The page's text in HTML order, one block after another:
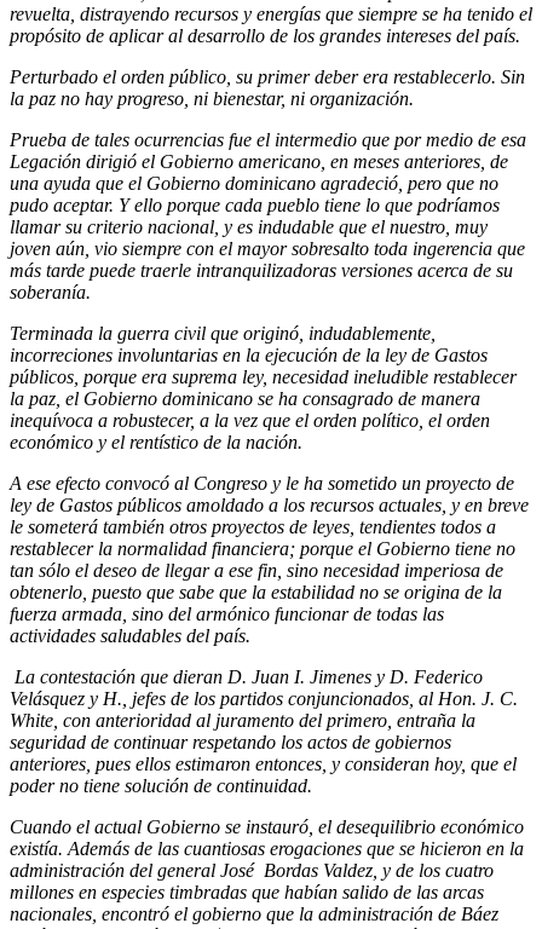
revuelta, distrayendo recursos y energías que siempre se ha tenido el
propósito de aplicar al desarrollo de los grandes intereses del país.
Perturbado el orden público, su primer deber era restablecerlo. Sin
la paz no hay progreso, ni bienestar, ni organización.
Prueba de tales ocurrencias fue el intermedio que por medio de esa
Legación dirigió el Gobierno americano, en meses anteriores, de
una ayuda que el Gobierno dominicano agradeció, pero que no
pudo aceptar. Y ello porque cada pueblo tiene lo que podríamos
llamar su criterio nacional, y es indudable que el nuestro, muy
joven aún, vio siempre con el mayor sobresalto toda ingerencia que
más tarde puede traerle intranquilizadoras versiones acerca de su
soberanía.
Terminada la guerra civil que originó, indudablemente,
incorreciones involuntarias en la ejecución de la ley de Gastos
públicos, porque era suprema ley, necesidad ineludible restablecer
la paz, el Gobierno dominicano se ha consagrado de manera
inequívoca a robustecer, a la vez que el orden político, el orden
económico y el rentístico de la nación.
A ese efecto convocó al Congreso y le ha sometido un proyecto de
ley de Gastos públicos amoldado a los recursos actuales, y en breve
le someterá también otros proyectos de leyes, tendientes todos a
restablecer la normalidad financiera; porque el Gobierno tiene no
tan sólo el deseo de llegar a ese fin, sino necesidad imperiosa de
obtenerlo, puesto que sabe que la estabilidad no se origina de la
fuerza armada, sino del armónico funcionar de todas las
actividades saludables del país.
La contestación que dieran D. Juan I. Jimenes y D. Federico
Velásquez y H., jefes de los partidos conjuncionados, al Hon. J. C.
White, con anterioridad al juramento del primero, entraña la
seguridad de continuar respetando los actos de gobiernos
anteriores, pues ellos estimaron entonces, y consideran hoy, que el
poder no tiene solución de continuidad.
Cuando el actual Gobierno se instauró, el desequilibrio económico
existía. Además de las cuantiosas erogaciones que se hicieron en la
administración del general José Bordas Valdez, y de los cuatro
millones en especies timbradas que habían salido de las arcas
nacionales, encontró el gobierno que la administración de Báez